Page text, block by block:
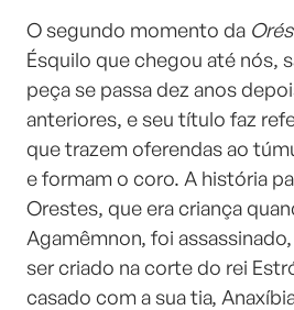
O segundo momento da
Ésquilo que chegou até nós,
peça se passa dez anos
anteriores, e seu título faz
que trazem oferendas ao
e formam o coro. A história
Orestes, que era criança
Agamêmnon, foi
ser criado na corte do rei
casado com a sua tia,